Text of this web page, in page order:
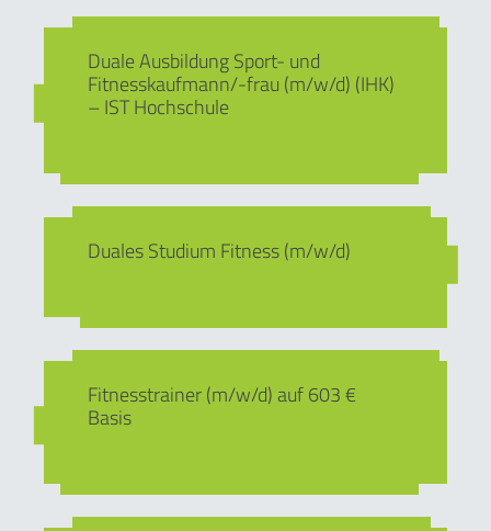
Duale Ausbildung Sport- und
Fitnesskaufmann/-frau (m/w/d) (IHK)
– IST Hochschule
Duales Studium Fitness (m/w/d)
Fitnesstrainer (m/w/d) auf 603 €
Basis